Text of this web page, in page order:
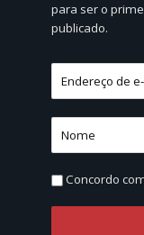
para ser o
publicado.
Concordo